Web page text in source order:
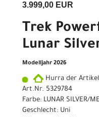
3.999,00 EUR
Trek
Lunar
Modelljahr 2026
Hurra der
Art.Nr. 5329784
Farbe: LUNAR SILVER/
Geschlecht: Uni